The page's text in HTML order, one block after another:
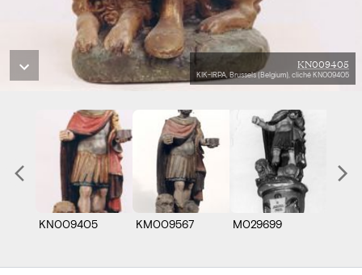
KN009405
KIK-IRPA, Brussels (Belgium), cliché KN009405
KN009405 KM009567 M029699